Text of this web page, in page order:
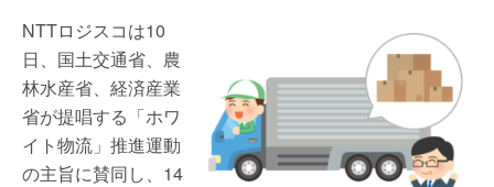
NTTロジスコは10
日、国土交通省、農
林水産省、経済産業
省が提唱する「ホワ
イト物流」推進運動
の主旨に賛同し、14